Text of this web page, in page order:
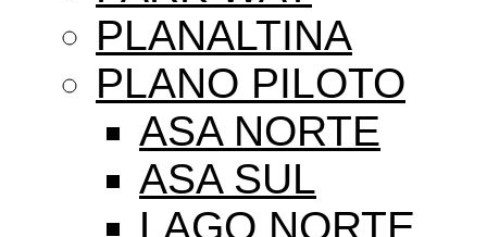
PLANALTINA
PLANO PILOTO
ASA NORTE
ASA SUL
LAGO NORTE